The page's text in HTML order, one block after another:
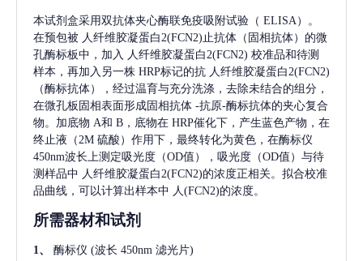
本试剂盒采用双抗体夹心酶联免疫吸附试验（ ELISA）。
在预包被 人纤维胶凝蛋白2(FCN2) 止抗体（固相抗体）的微
孔酶标板中，加入
人纤维胶凝蛋白2(FCN2) 校准品和待测
样本，再加入另一株 HRP标记的抗 人纤维胶凝蛋白2(FCN2)
（酶标抗体），经过温育与充分洗涤，去除未结合的组分，
在微孔板固相表面形成固相抗体 -抗原-酶标抗体的夹心复合
物。加底物 A和 B，底物在 HRP催化下，产生蓝色产物，在
终止液（2M 硫酸）作用下，最终转化为黄色，在酶标仪
450nm波长上测定吸光度（OD值），吸光度（OD值）与待
测样品中 人纤维胶凝蛋白2(FCN2)的浓度正相关。拟合校准
品曲线，可以计算出样本中 人(FCN2)的浓度。
所需器材和试剂
1、 酶标仪 (波长 450nm 滤光片)